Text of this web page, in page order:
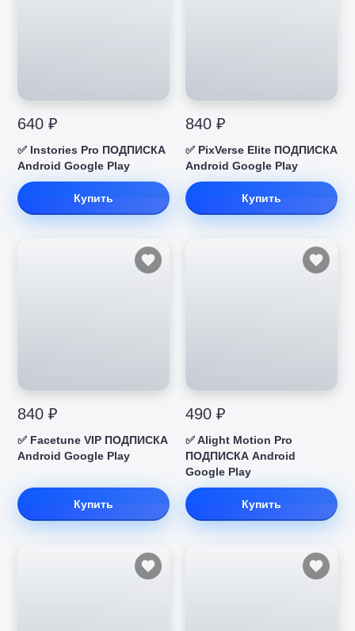
640 ₽
✅ Instories Pro ПОДПИСКА
Android Google Play
Купить
840 ₽
✅ PixVerse Elite ПОДПИСКА
Android Google Play
Купить
840 ₽
✅ Facetune VIP ПОДПИСКА
Android Google Play
Купить
490 ₽
✅ Alight Motion Pro
ПОДПИСКА Android
Google Play
Купить